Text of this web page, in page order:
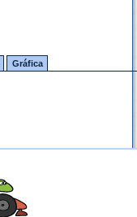
Gráfica